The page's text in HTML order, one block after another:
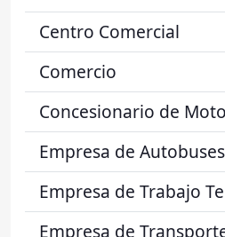
Centro Comercial
Comercio
Concesionario de
Empresa de Autobuses
Empresa de Trabajo
Empresa de